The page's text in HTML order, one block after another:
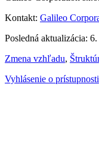
Kontakt: Galileo
Posledná aktualizácia:
Zmena vzhľadu,
Vyhlásenie o prístupnosti